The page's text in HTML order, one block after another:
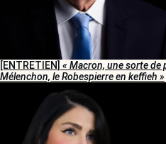
[ENTRETIEN] « Macron, une sorte de
Mélenchon, le Robespierre en keffieh »